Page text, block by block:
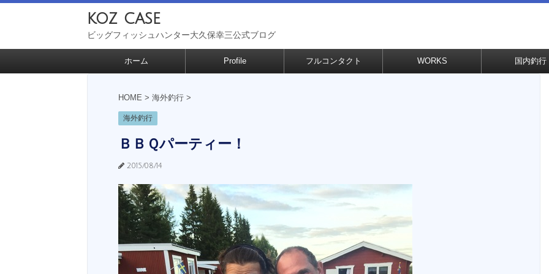
koz case
ビッグフィッシュハンター大久保幸三公式ブログ
ホーム Profile フルコンタクト WORKS 国内釣行
HOME > 海外釣行 >
海外釣行
ＢＢＱパーティー！
2015/08/14